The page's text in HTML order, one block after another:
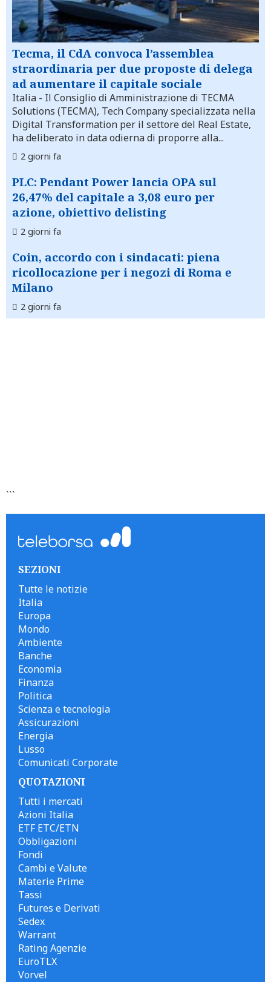
Tecma, il CdA convoca l’assemblea
straordinaria per due proposte di delega
ad aumentare il capitale sociale
Italia - Il Consiglio di Amministrazione di TECMA
Solutions (TECMA), Tech Company specializzata nella
Digital Transformation per il settore del Real Estate,
ha deliberato in data odierna di proporre alla...
2 giorni fa
PLC: Pendant Power lancia OPA sul
26,47% del capitale a 3,08 euro per
azione, obiettivo delisting
2 giorni fa
Coin, accordo con i sindacati: piena
ricollocazione per i negozi di Roma e
Milano
2 giorni fa
```
SEZIONI
Tutte le notizie
Italia
Europa
Mondo
Ambiente
Banche
Economia
Finanza
Politica
Scienza e tecnologia
Assicurazioni
Energia
Lusso
Comunicati Corporate
QUOTAZIONI
Tutti i mercati
Azioni Italia
ETF ETC/ETN
Obbligazioni
Fondi
Cambi e Valute
Materie Prime
Tassi
Futures e Derivati
Sedex
Warrant
Rating Agenzie
EuroTLX
Vorvel